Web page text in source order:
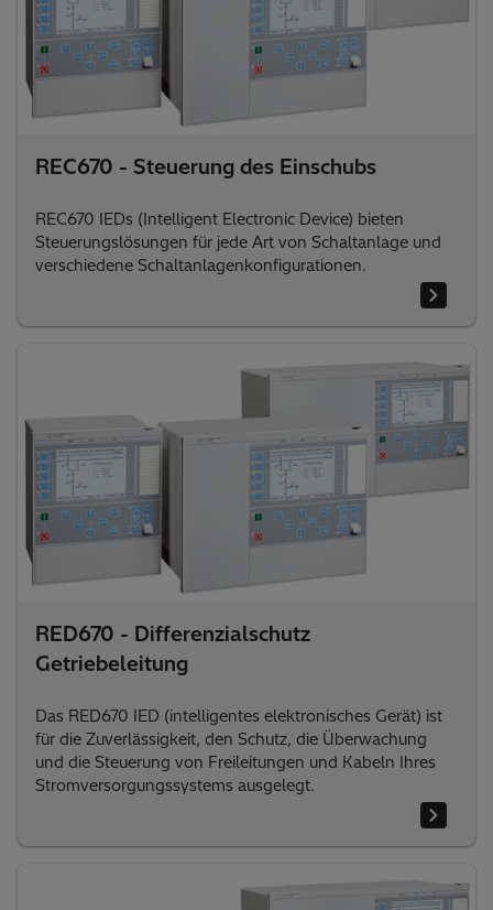
REC670 - Steuerung des Einschubs
REC670 IEDs (Intelligent Electronic Device) bieten
Steuerungslösungen für jede Art von Schaltanlage und
verschiedene Schaltanlagenkonfigurationen.
RED670 - Differenzialschutz
Getriebeleitung
Das RED670 IED (intelligentes elektronisches Gerät) ist
für die Zuverlässigkeit, den Schutz, die Überwachung
und die Steuerung von Freileitungen und Kabeln Ihres
Stromversorgungssystems ausgelegt.